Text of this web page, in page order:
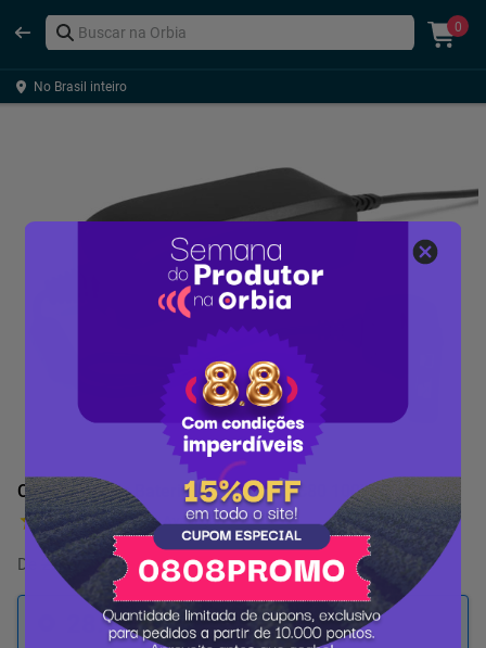
0
No Brasil inteiro
Carregador de Bateria Husqvarna QC80 100W Bivolt
1 Avaliação
De 29.614 pontospor -5%
28.134 pontos